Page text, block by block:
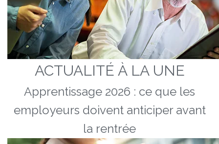
ACTUALITÉ À LA UNE
Apprentissage 2026 : ce que les
employeurs doivent anticiper avant
la rentrée